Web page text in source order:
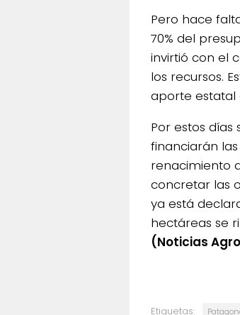
Pero hace
70% del
invirtió con el
los recursos.
aporte estatal
Por estos
financiarán
renacimiento
concretar las
ya está
hectáreas se
(Noticias
Etiquetas: